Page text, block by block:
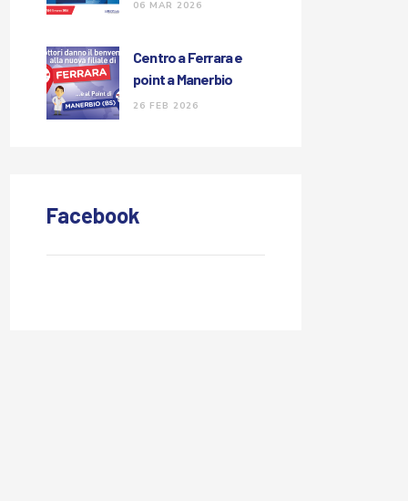
06 MAR 2026
Centro a Ferrara e
point a Manerbio
26 FEB 2026
Facebook